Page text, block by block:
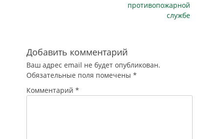
нарядов полиции.
С…
противопожарной
службе
Добавить комментарий
Ваш адрес email не будет опубликован.
Обязательные поля помечены *
Комментарий *